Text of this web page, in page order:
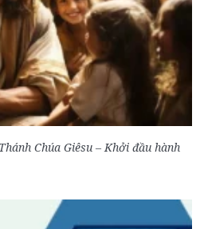
Chúa Giêsu – Khởi đầu hành